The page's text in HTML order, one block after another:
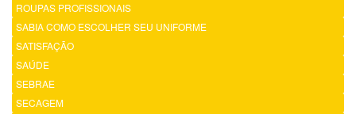
ROUPAS PROFISSIONAIS
SABIA COMO ESCOLHER SEU UNIFORME
SATISFAÇÃO
SAÚDE
SEBRAE
SECAGEM